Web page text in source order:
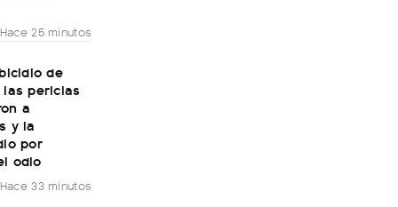
Hace 25 minutos
de
las pericias
a
y la
por
odio
Hace 33 minutos